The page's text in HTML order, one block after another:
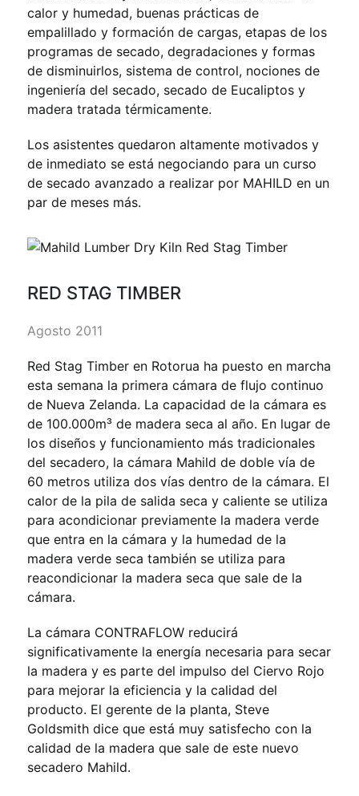
calor y humedad, buenas prácticas de
empalillado y formación de cargas, etapas de los
programas de secado, degradaciones y formas
de disminuirlos, sistema de control, nociones de
ingeniería del secado, secado de Eucaliptos y
madera tratada térmicamente.
Los asistentes quedaron altamente motivados y
de inmediato se está negociando para un curso
de secado avanzado a realizar por MAHILD en un
par de meses más.
RED STAG TIMBER
Agosto 2011
Red Stag Timber en Rotorua ha puesto en marcha
esta semana la primera cámara de flujo continuo
de Nueva Zelanda. La capacidad de la cámara es
de 100.000m³ de madera seca al año. En lugar de
los diseños y funcionamiento más tradicionales
del secadero, la cámara Mahild de doble vía de
60 metros utiliza dos vías dentro de la cámara. El
calor de la pila de salida seca y caliente se utiliza
para acondicionar previamente la madera verde
que entra en la cámara y la humedad de la
madera verde seca también se utiliza para
reacondicionar la madera seca que sale de la
cámara.
La cámara CONTRAFLOW reducirá
significativamente la energía necesaria para secar
la madera y es parte del impulso del Ciervo Rojo
para mejorar la eficiencia y la calidad del
producto. El gerente de la planta, Steve
Goldsmith dice que está muy satisfecho con la
calidad de la madera que sale de este nuevo
secadero Mahild.